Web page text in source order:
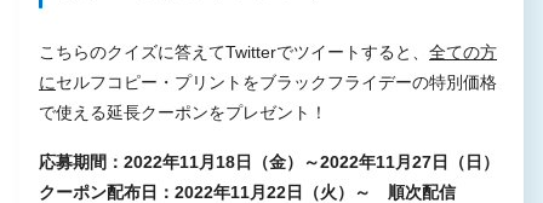
こちらのクイズに答えてTwitterでツイートすると、 全ての方
にセルフコピー・プリントをブラックフライデーの特別価格
で使える延長クーポンをプレゼント！
応募期間：2022年11月18日（金）～2022年11月27日（日）
クーポン配布日：2022年11月22日（火）～ 順次配信